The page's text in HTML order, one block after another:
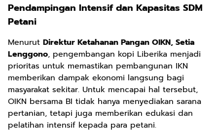
Pendampingan Intensif dan Kapasitas SDM
Petani
Menurut Direktur Ketahanan Pangan OIKN, Setia
Lenggono, pengembangan kopi Liberika menjadi
prioritas untuk memastikan pembangunan IKN
memberikan dampak ekonomi langsung bagi
masyarakat sekitar. Untuk mencapai hal tersebut,
OIKN bersama BI tidak hanya menyediakan sarana
pertanian, tetapi juga memberikan edukasi dan
pelatihan intensif kepada para petani.